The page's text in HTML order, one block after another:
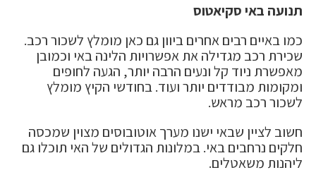
תנועה באי סקיאטוס
כמו באיים רבים אחרים ביוון גם כאן מומלץ לשכור רכב.
שכירת רכב מגדילה את אפשרויות הלינה באי וכמובן
מאפשרת ניוד קל ונעים הרבה יותר, הגעה לחופים
ומקומות מבודדים יותר ועוד. בחודשי הקיץ מומלץ
לשכור רכב מראש.
חשוב לציין שבאי ישנו מערך אוטובוסים מצוין שמכסה
חלקים נרחבים באי. במלונות הגדולים של האי תוכלו גם
ליהנות משאטלים.